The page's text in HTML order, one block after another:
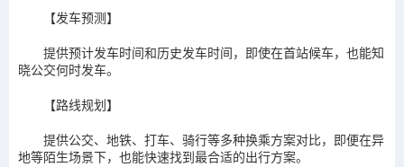
【发车预测】
提供预计发车时间和历史发车时间，即使在首站候车，也能知
晓公交何时发车。
【路线规划】
提供公交、地铁、打车、骑行等多种换乘方案对比，即便在异
地等陌生场景下，也能快速找到最合适的出行方案。